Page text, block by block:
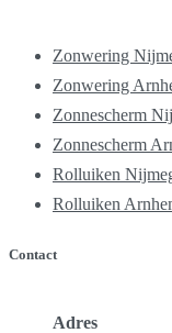
Zonwering
Zonwering
Zonnescherm
Zonnescherm
Rolluiken
Rolluiken
Contact
Adres